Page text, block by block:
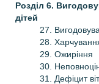
Розділ 6.
дітей
27.
28. Харчування
29. Ожиріння
30.
31. Дефіцит